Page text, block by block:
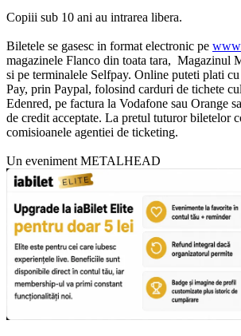
Copiii sub 10 ani au intrarea libera.
Biletele se gasesc in format electronic pe
magazinele Flanco din toata tara, Magazinul
si pe terminalele Selfpay. Online puteti plati
Pay, prin Paypal, folosind carduri de tichete
Edenred, pe factura la Vodafone sau Orange
de credit acceptate. La pretul tuturor biletelor
comisioanele agentiei de ticketing.
Un eveniment METALHEAD